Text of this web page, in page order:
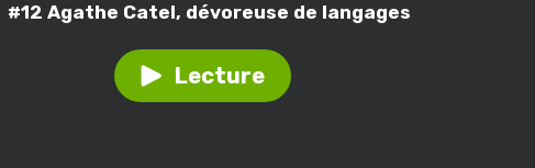
Play
episode
Lecture
#12 Agathe Catel, dévoreuse de langages